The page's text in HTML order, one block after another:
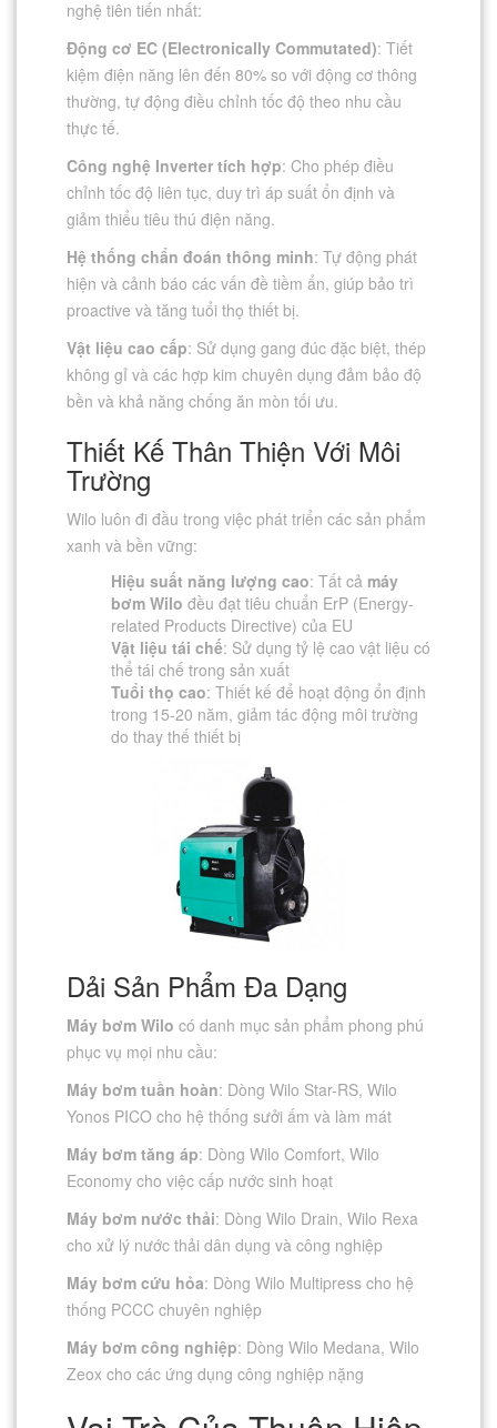
nghệ tiên tiến nhất:
Động cơ EC (Electronically Commutated): Tiết
kiệm điện năng lên đến 80% so với động cơ thông
thường, tự động điều chỉnh tốc độ theo nhu cầu
thực tế.
Công nghệ Inverter tích hợp: Cho phép điều
chỉnh tốc độ liên tục, duy trì áp suất ổn định và
giảm thiểu tiêu thú điện năng.
Hệ thống chẩn đoán thông minh: Tự động phát
hiện và cảnh báo các vấn đề tiềm ẩn, giúp bảo trì
proactive và tăng tuổi thọ thiết bị.
Vật liệu cao cấp: Sử dụng gang đúc đặc biệt, thép
không gỉ và các hợp kim chuyên dụng đảm bảo độ
bền và khả năng chống ăn mòn tối ưu.
Thiết Kế Thân Thiện Với Môi
Trường
Wilo luôn đi đầu trong việc phát triển các sản phẩm
xanh và bền vững:
Hiệu suất năng lượng cao: Tất cả máy
bơm Wilo đều đạt tiêu chuẩn ErP (Energy-
related Products Directive) của EU
Vật liệu tái chế: Sử dụng tỷ lệ cao vật liệu có
thể tái chế trong sản xuất
Tuổi thọ cao: Thiết kế để hoạt động ổn định
trong 15-20 năm, giảm tác động môi trường
do thay thế thiết bị
Dải Sản Phẩm Đa Dạng
Máy bơm Wilo có danh mục sản phẩm phong phú
phục vụ mọi nhu cầu:
Máy bơm tuần hoàn: Dòng Wilo Star-RS, Wilo
Yonos PICO cho hệ thống sưởi ấm và làm mát
Máy bơm tăng áp: Dòng Wilo Comfort, Wilo
Economy cho việc cấp nước sinh hoạt
Máy bơm nước thải: Dòng Wilo Drain, Wilo Rexa
cho xử lý nước thải dân dụng và công nghiệp
Máy bơm cứu hỏa: Dòng Wilo Multipress cho hệ
thống PCCC chuyên nghiệp
Máy bơm công nghiệp: Dòng Wilo Medana, Wilo
Zeox cho các ứng dụng công nghiệp nặng